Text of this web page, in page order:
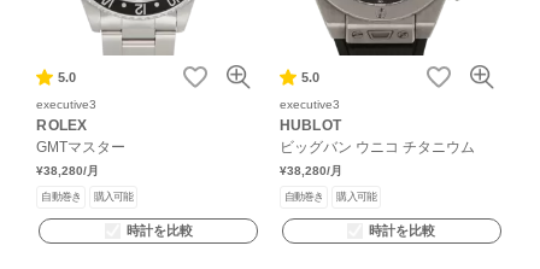
5.0
executive3
ROLEX
GMTマスター
¥38,280/月
自動巻き 購入可能
時計を比較
5.0
executive3
HUBLOT
ビッグバン ウニコ チタニウム
¥38,280/月
自動巻き 購入可能
時計を比較